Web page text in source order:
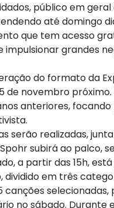
público em
até domingo
que tem acesso
grandes
do formato da
novembro
anteriores,
serão realizadas,
subirá ao palco,
a partir das 15h,
em três
no sábado. Durante